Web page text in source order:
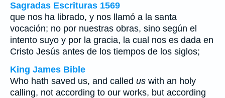
Sagradas Escrituras 1569
que nos ha librado, y nos llamó a la santa
vocación; no por nuestras obras, sino según el
intento suyo y por la gracia, la cual nos es dada en
Cristo Jesús antes de los tiempos de los siglos;
King James Bible
Who hath saved us, and called us with an holy
calling, not according to our works, but according